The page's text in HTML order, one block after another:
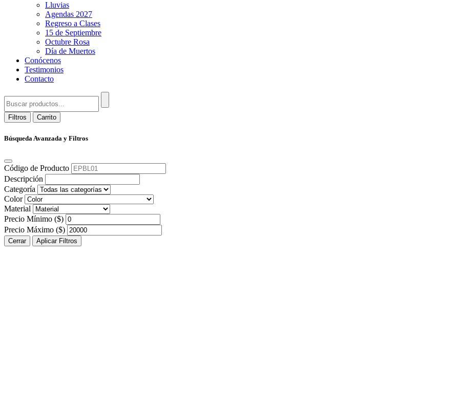
Lluvias
Agendas 2027
Regreso a Clases
15 de Septiembre
Octubre Rosa
Día de Muertos
Conócenos
Testimonios
Contacto
Filtros Carrito
Búsqueda Avanzada y Filtros
Código de Producto
Descripción
Categoría
Color
Material
Precio Mínimo ($)
Precio Máximo ($)
Cerrar Aplicar Filtros